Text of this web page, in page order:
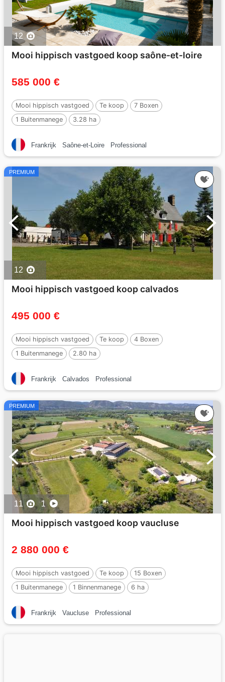
12
Mooi hippisch vastgoed koop saône-et-loire
585 000 €
Mooi hippisch vastgoed Te koop
7 Boxen
1 Buitenmanege
3.28 ha
Frankrijk Saône-et-Loire Professional
PREMIUM
12
Mooi hippisch vastgoed koop calvados
495 000 €
Mooi hippisch vastgoed Te koop
4 Boxen
1 Buitenmanege
2.80 ha
Frankrijk Calvados Professional
PREMIUM
11 1
Mooi hippisch vastgoed koop vaucluse
2 880 000 €
Mooi hippisch vastgoed Te koop
15 Boxen
1 Buitenmanege
1 Binnenmanege 6 ha
Frankrijk Vaucluse Professional